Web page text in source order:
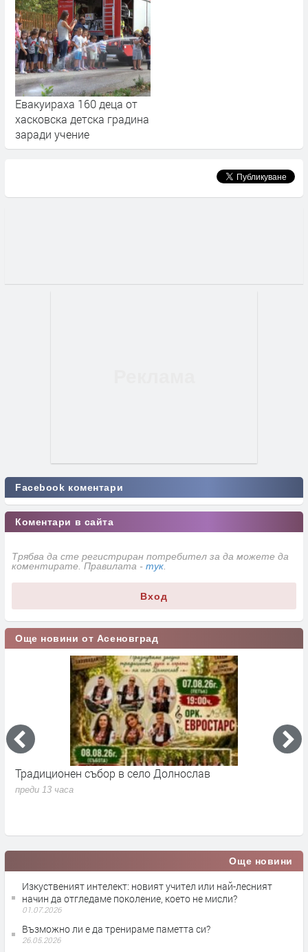
Евакуираха 160 деца от
хасковска детска градина
заради учение
Facebook коментари
Коментари в сайта
Трябва да сте регистриран потребител за да можете да
коментирате. Правилата - тук
Вход
Още новини от Асеновград
Традиционен събор в село Долнослав
преди 13 часа
Още новини
Изкуственият интелект: новият учител или най-лесният
начин да отгледаме поколение, което не мисли?
01.07.2026
Възможно ли е да тренираме паметта си?
26.05.2026